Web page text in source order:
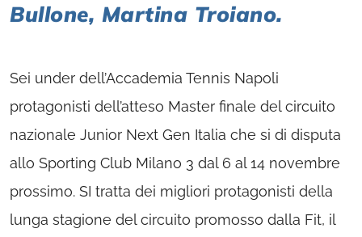
Bullone, Martina Troiano.
Sei under dell’Accademia Tennis Napoli
protagonisti dell’atteso Master finale del circuito
nazionale Junior Next Gen Italia che si di disputa
allo Sporting Club Milano 3 dal 6 al 14 novembre
prossimo. SI tratta dei migliori protagonisti della
lunga stagione del circuito promosso dalla Fit, il